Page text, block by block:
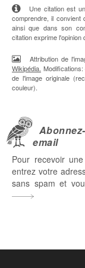
Une citation est
comprendre, il
ainsi que dans son
citation exprime
Attribution de
Wikipédia.
de l'image originale
couleur).
email
Pour recevoir
entrez votre
sans spam et